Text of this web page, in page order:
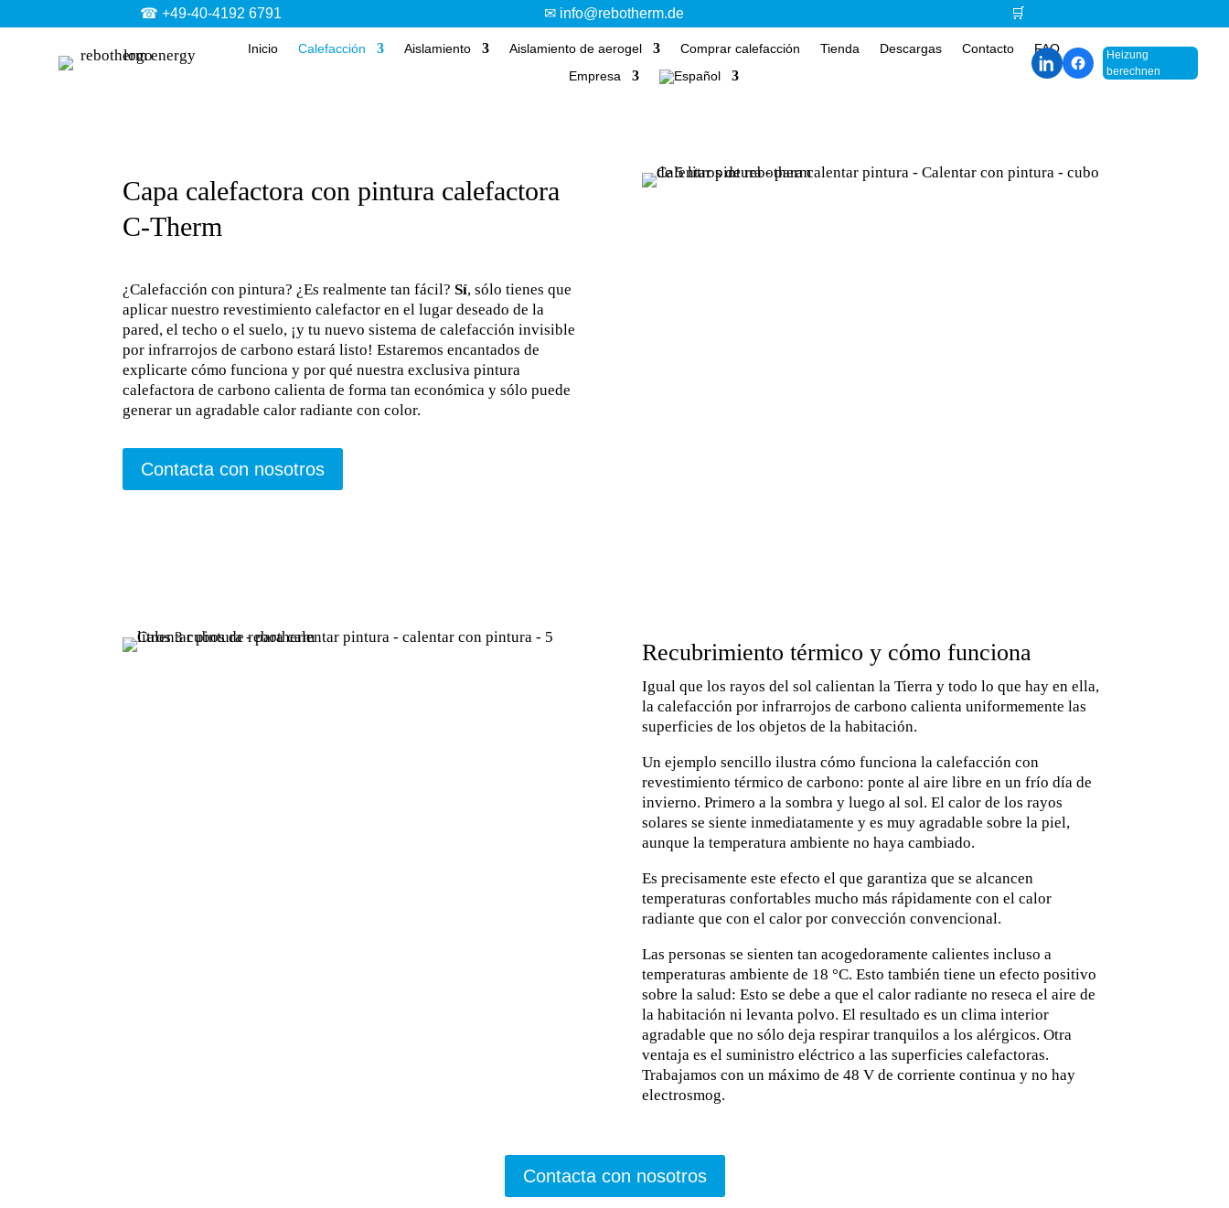
☎ +49-40-4192 6791 ✉ info@rebotherm.de 🛒
Inicio Calefacción Aislamiento Aislamiento de aerogel Comprar calefacción Tienda Descargas Contacto
FAQ
Empresa
Heizung
berechnen
Capa calefactora con pintura calefactora
C-Therm
¿Calefacción con pintura? ¿Es realmente tan fácil?Sí, sólo tienes que
aplicar nuestro revestimiento calefactor en el lugar deseado de la
pared, el techo o el suelo, ¡y tu nuevo sistema de calefacción invisible
por infrarrojos de carbono estará listo! Estaremos encantados de
explicarte cómo funciona y por qué nuestra exclusiva pintura
calefactora de carbono calienta de forma tan económica y sólo puede
generar un agradable calor radiante con color.
Contacta con nosotros
Recubrimiento térmico y cómo funciona
Igual que los rayos del sol calientan la Tierra y todo lo que hay en ella,
la calefacción por infrarrojos de carbono calienta uniformemente las
superficies de los objetos de la habitación.
Un ejemplo sencillo ilustra cómo funciona la calefacción con
revestimiento térmico de carbono: ponte al aire libre en un frío día de
invierno. Primero a la sombra y luego al sol. El calor de los rayos
solares se siente inmediatamente y es muy agradable sobre la piel,
aunque la temperatura ambiente no haya cambiado.
Es precisamente este efecto el que garantiza que se alcancen
temperaturas confortables mucho más rápidamente con el calor
radiante que con el calor por convección convencional.
Las personas se sienten tan acogedoramente calientes incluso a
temperaturas ambiente de 18 °C. Esto también tiene un efecto positivo
sobre la salud: Esto se debe a que el calor radiante no reseca el aire de
la habitación ni levanta polvo. El resultado es un clima interior
agradable que no sólo deja respirar tranquilos a los alérgicos. Otra
ventaja es el suministro eléctrico a las superficies calefactoras.
Trabajamos con un máximo de 48 V de corriente continua y no hay
electrosmog.
Contacta con nosotros